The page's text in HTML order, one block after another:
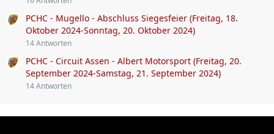
PCHC - Mugello - Abschluss Siegesfeier (Freitag, 18.
Oktober 2024-Sonntag, 20. Oktober 2024)
14 Antworten
PCHC - Circuit Assen - Albert Motorsport (Freitag, 20.
September 2024-Samstag, 21. September 2024)
14 Antworten